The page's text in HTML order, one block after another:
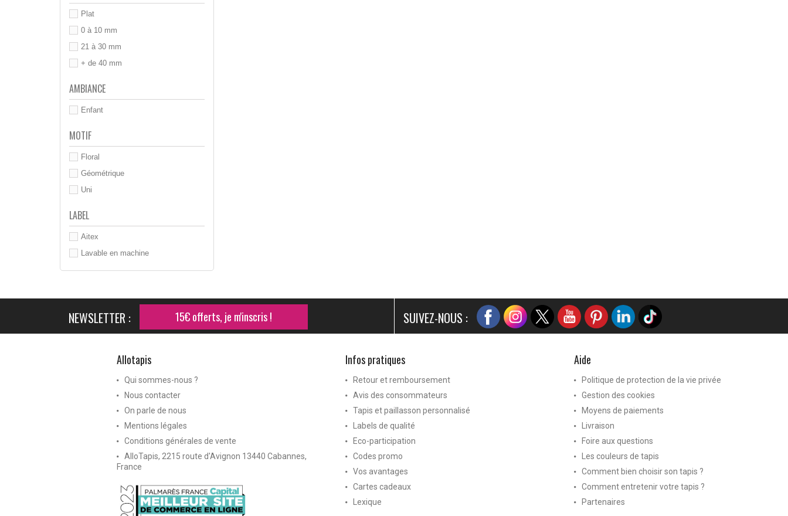
Plat
0 à 10 mm
21 à 30 mm
+ de 40 mm
AMBIANCE
Enfant
MOTIF
Floral
Géométrique
Uni
LABEL
Aitex
Lavable en machine
NEWSLETTER : 15€ offerts, je m'inscris ! SUIVEZ-NOUS :
Allotapis
Qui sommes-nous ?
Nous contacter
On parle de nous
Mentions légales
Conditions générales de vente
AlloTapis, 2215 route d'Avignon 13440 Cabannes,
France
Infos pratiques
Retour et remboursement
Avis des consommateurs
Tapis et paillasson personnalisé
Labels de qualité
Eco-participation
Codes promo
Vos avantages
Cartes cadeaux
Lexique
Aide
Politique de protection de la vie privée
Gestion des cookies
Moyens de paiements
Livraison
Foire aux questions
Les couleurs de tapis
Comment bien choisir son tapis ?
Comment entretenir votre tapis ?
Partenaires